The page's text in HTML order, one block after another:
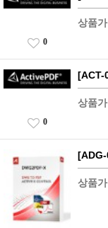
상품
0
[ACT-
상품
0
상품